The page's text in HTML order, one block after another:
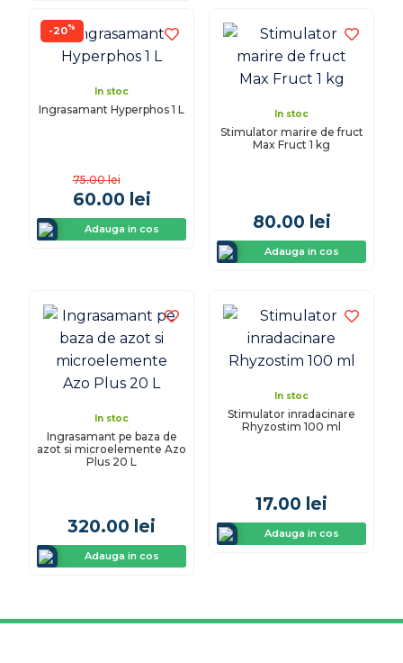
-20%
In stoc
Ingrasamant Hyperphos 1 L
75.00 lei
60.00 lei
Adauga in cos
In stoc
Stimulator marire de fruct
Max Fruct 1 kg
80.00 lei
Adauga in cos
In stoc
Ingrasamant pe baza de
azot si microelemente Azo
Plus 20 L
320.00 lei
Adauga in cos
In stoc
Stimulator inradacinare
Rhyzostim 100 ml
17.00 lei
Adauga in cos